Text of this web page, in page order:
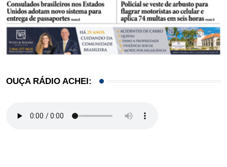
OUÇA RÁDIO ACHEI: